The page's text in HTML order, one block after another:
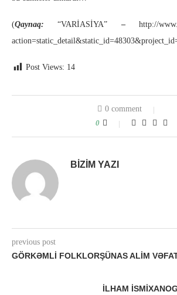
(Qaynaq: “VARİASİYA” –http://
Post Views: 14
0 comment
0
BIZIM YAZI
previous post
GÖRKƏMLI FOLKLORŞÜNAS ALIM
İLHAM